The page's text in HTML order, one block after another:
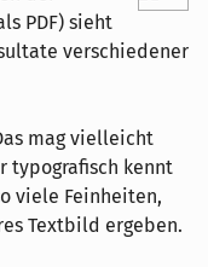
PDF) sieht
verschiedener
mag vielleicht
typografisch kennt
viele Feinheiten,
Textbild ergeben.